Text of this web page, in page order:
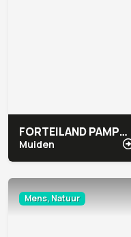
FORTEILAND PAMPUS
Muiden
Mens, Natuur